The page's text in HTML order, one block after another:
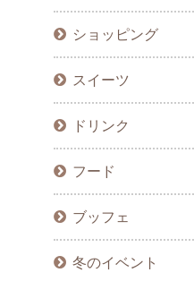
ショッピング
スイーツ
ドリンク
フード
ブッフェ
冬のイベント